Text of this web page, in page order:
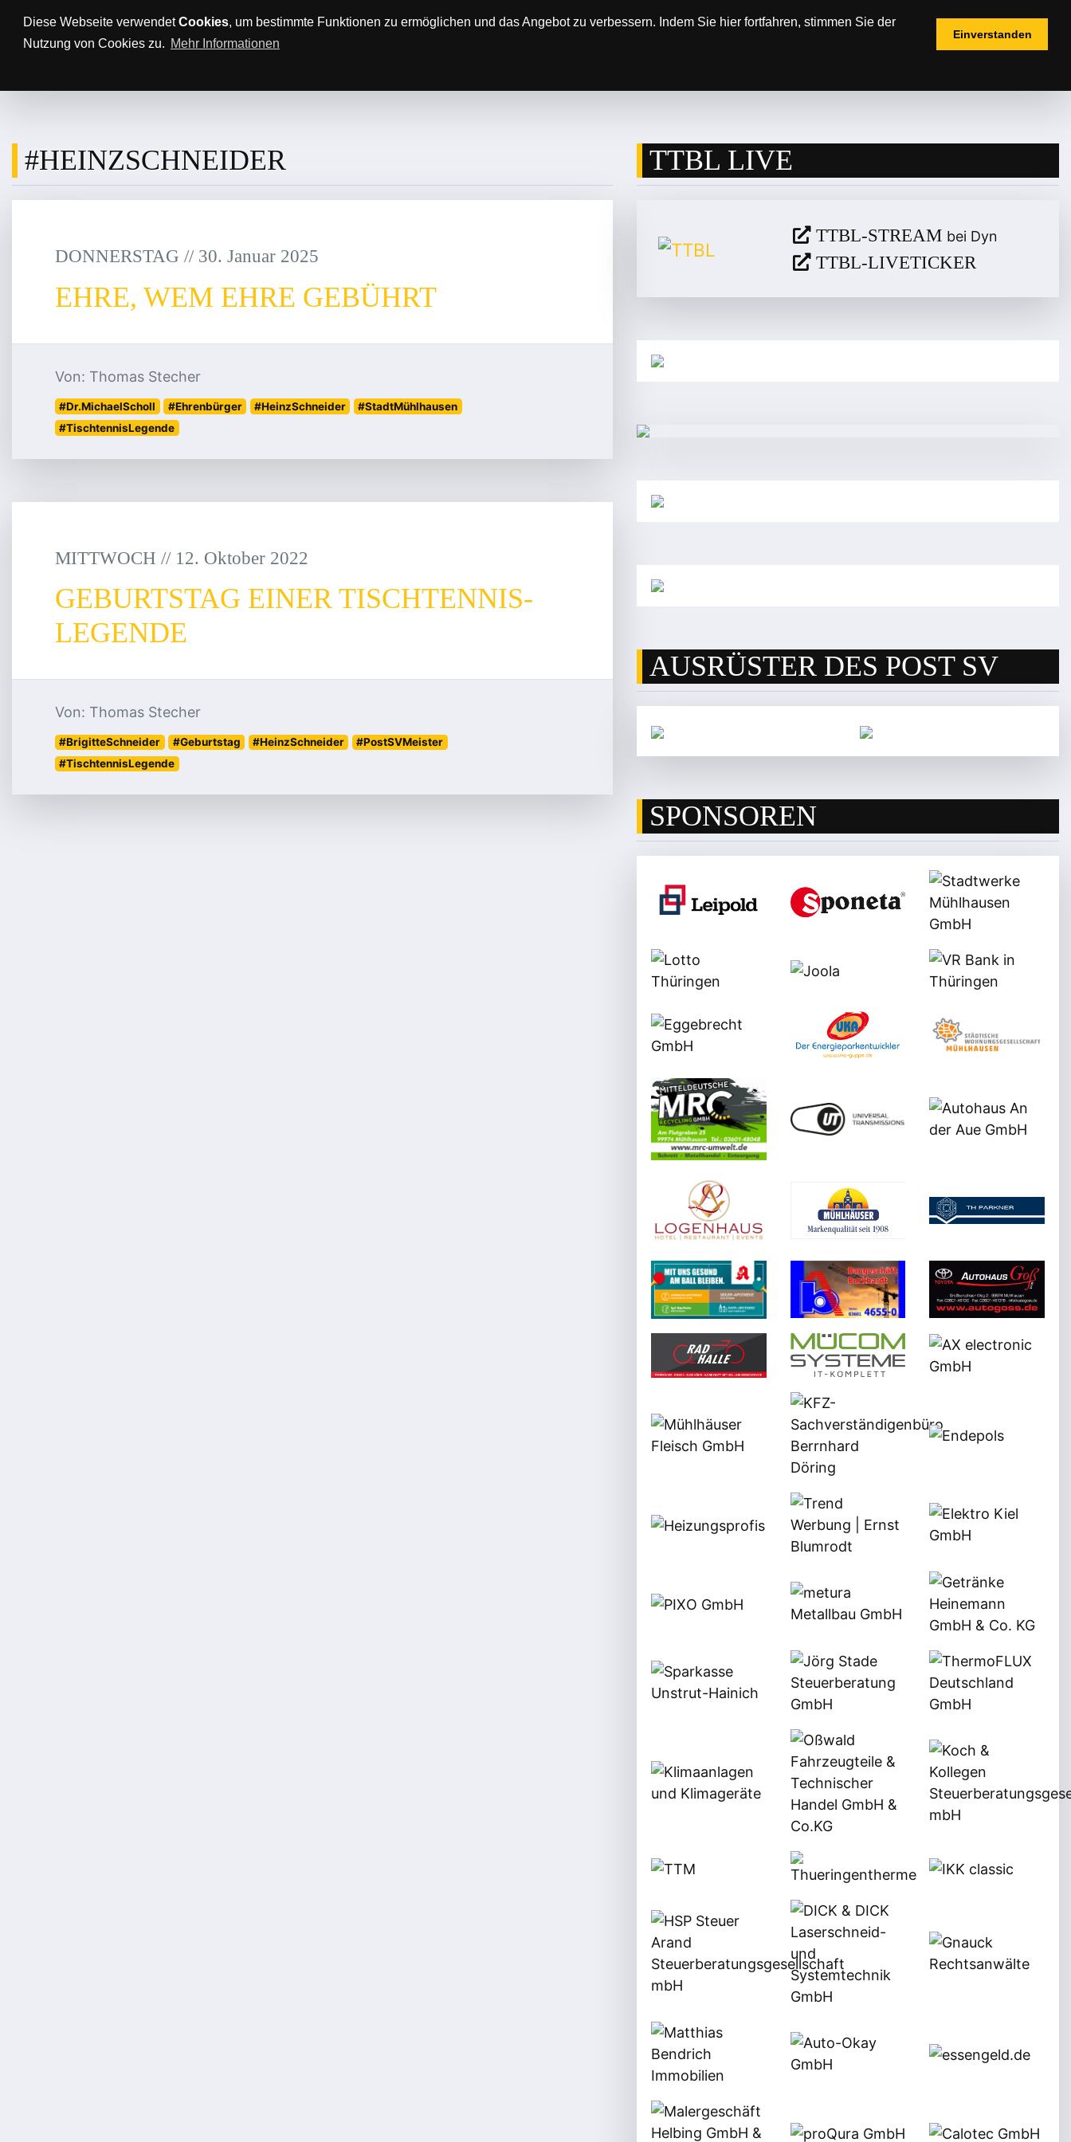
Diese Webseite verwendetCookies, um bestimmte Funktionen zu ermöglichen und das Angebot zu verbessern. Indem Sie hier fortfahren, stimmen Sie der
Nutzung von Cookies zu. Mehr Informationen
Einverstanden
Anfahrt/Parkplätze Impressum Datenschutz
#HEINZSCHNEIDER
DONNERSTAG // 30. Januar 2025
EHRE, WEM EHRE GEBÜHRT
Von: Thomas Stecher
#Dr.MichaelScholl #Ehrenbürger #HeinzSchneider
#StadtMühlhausen
#TischtennisLegende
MITTWOCH // 12. Oktober 2022
GEBURTSTAG EINER TISCHTENNIS-
LEGENDE
Von: Thomas Stecher
#BrigitteSchneider #Geburtstag #HeinzSchneider
#PostSVMeister
#TischtennisLegende
TTBL LIVE
TTBL-STREAM bei Dyn
TTBL-LIVETICKER
AUSRÜSTER DES POST SV
SPONSOREN